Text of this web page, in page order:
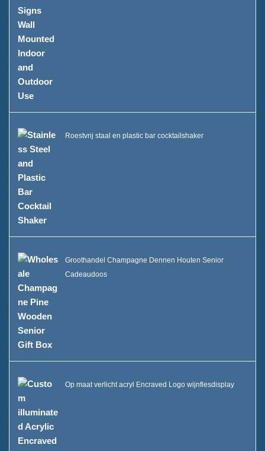
Roestvrij staal en plastic bar cocktailshaker
Groothandel Champagne Dennen Houten Senior
Cadeaudoos
Op maat verlicht acryl Encraved Logo wijnflesdisplay